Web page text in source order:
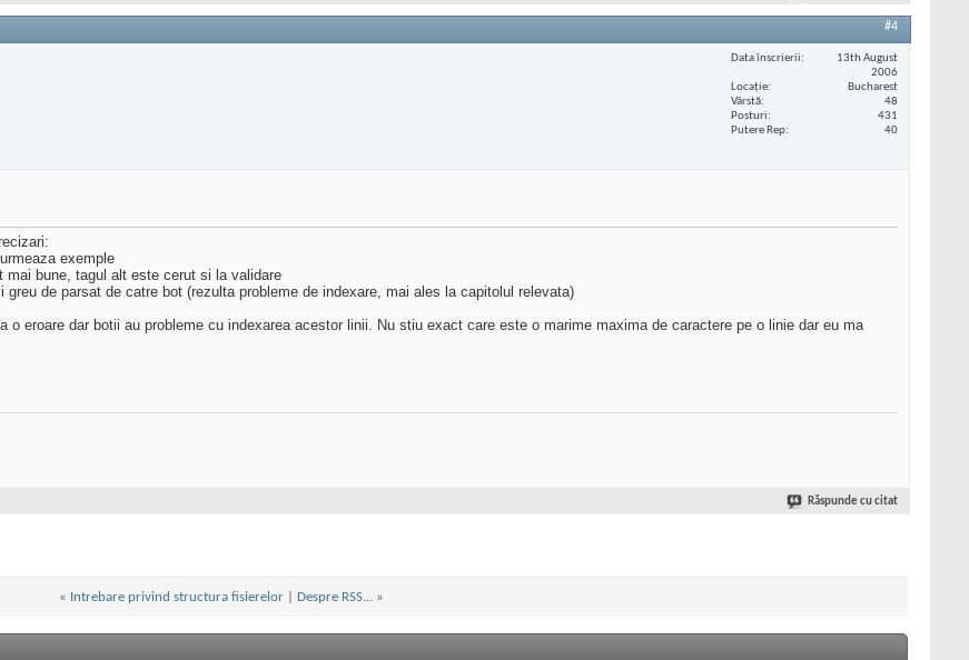
#4
Data înscrierii
13th August
2006
Locaţie
Bucharest
Vârstă
48
Posturi
431
Putere Rep
40
exemple
bune, tagul alt este cerut si la validare
de parsat de catre bot (rezulta probleme de indexare, mai ales la capitolul relevata)
eroare dar botii au probleme cu indexarea acestor linii. Nu stiu exact care este o marime maxima de caractere pe o linie dar eu ma
Răspunde cu citat
« Intrebare privind structura fisierelor Despre RSS... »